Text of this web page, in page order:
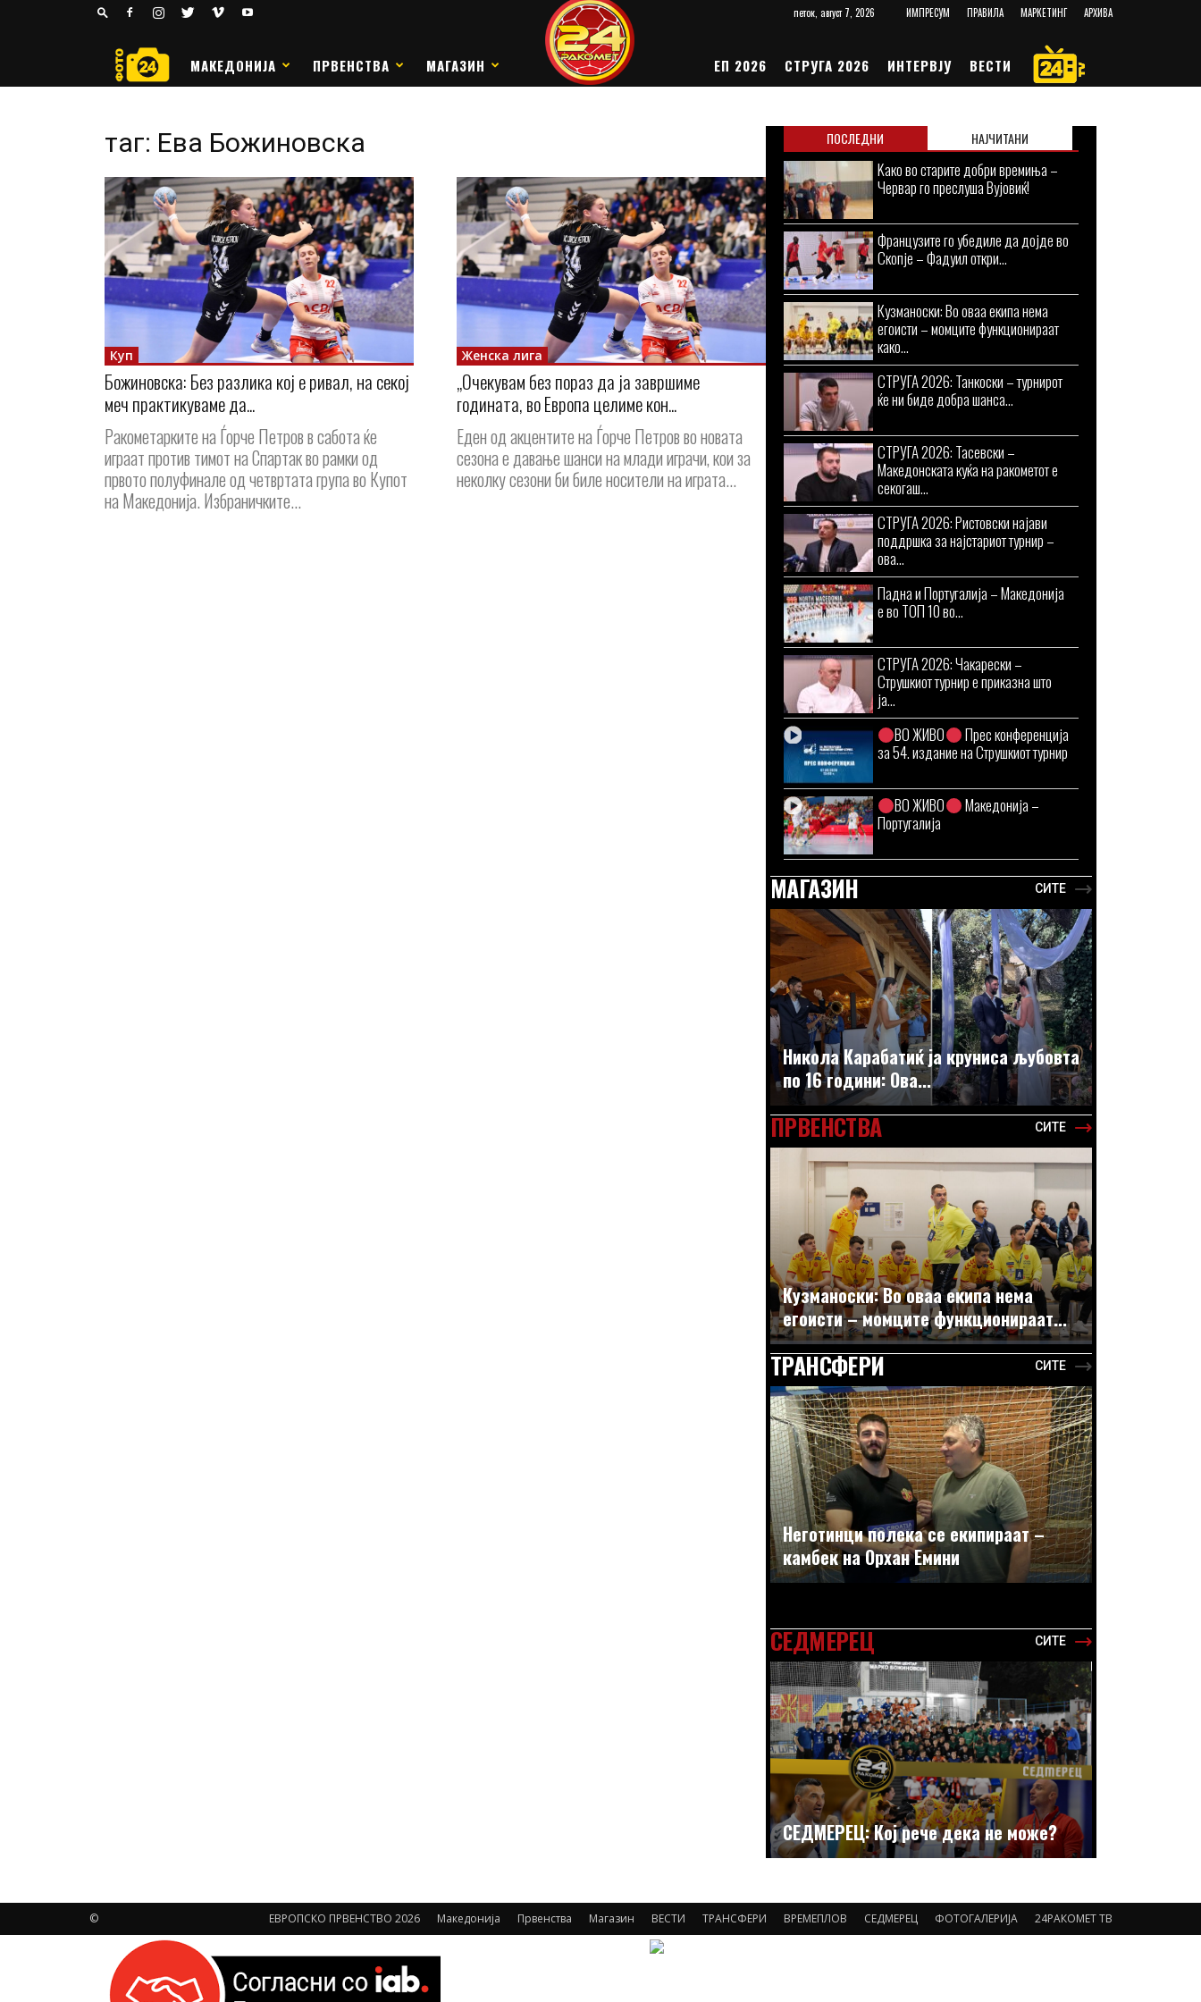
петок, август 7, 2026 ИМПРЕСУМ ПРАВИЛА МАРКЕТИНГ АРХИВА
РАКОМЕТ
МАКЕДОНИЈА ПРВЕНСТВА МАГАЗИН ЕП 2026 СТРУГА 2026 ИНТЕРВЈУ ВЕСТИ
таг: Ева Божиновска
Куп
Божиновска: Без разлика кој е ривал, на секој
меч практикуваме да...
Ракометарките на Ѓорче Петров в сабота ќе
играат против тимот на Спартак во рамки од
првото полуфинале од четвртата група во Купот
на Македонија. Избраничките...
Женска лига
„Очекувам без пораз да ја завршиме
годината, во Европа целиме кон...
Еден од акцентите на Ѓорче Петров во новата
сезона е давање шанси на млади играчи, кои за
неколку сезони би биле носители на играта...
ПОСЛЕДНИ НАЈЧИТАНИ
Kaко во старите добри времиња –
Червар го преслуша Вујовиќ!
Французите го убедиле да дојде во
Скопје – Фадуил откри...
Кузманоски: Во оваа екипа нема
егоисти – момците функционираат
како...
СТРУГА 2026: Танкоски – турнирот
ќе ни биде добра шанса...
СТРУГА 2026: Тасевски –
Македонската куќа на ракометот е
секогаш...
СТРУГА 2026: Ристовски најави
поддршка за најстариот турнир –
ова...
Падна и Португалија – Македонија
е во ТОП 10 во...
СТРУГА 2026: Чакарески –
Струшкиот турнир е приказна што
ја...
ВО ЖИВО
Прес конференција
за 54. издание на Струшкиот турнир
ВО ЖИВО
Македонија –
Португалија
МАГАЗИН СИТЕ
Никола Карабатиќ ја круниса љубовта
по 16 години: Ова...
ПРВЕНСТВА СИТЕ
Кузманоски: Во оваа екипа нема
егоисти – момците функционираат...
ТРАНСФЕРИ СИТЕ
Неготинци полека се екипираат –
камбек на Орхан Емини
СЕДМЕРЕЦ СИТЕ
СЕДМЕРЕЦ: Кој рече дека не може?
ЕВРОПСКО ПРВЕНСТВО 2026 Македонија Првенства Магазин ВЕСТИ ТРАНСФЕРИ ВРЕМЕПЛОВ СЕДМЕРЕЦ ФОТОГАЛЕРИЈА 24РАКОМЕТ ТВ
©